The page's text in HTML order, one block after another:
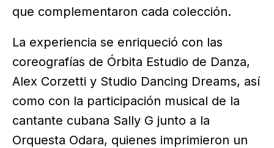
que complementaron cada colección.
La experiencia se enriqueció con las
coreografías de Órbita Estudio de Danza,
Alex Corzetti y Studio Dancing Dreams, así
como con la participación musical de la
cantante cubana Sally G junto a la
Orquesta Odara, quienes imprimieron un